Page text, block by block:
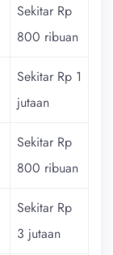
Sekitar Rp
800 ribuan
Sekitar Rp 1
jutaan
Sekitar Rp
800 ribuan
Sekitar Rp
3 jutaan